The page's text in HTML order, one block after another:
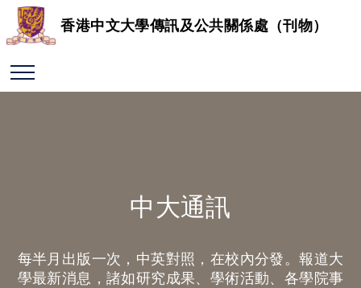
香港中文大學傳訊及公共關係處（刊物）
中大通訊
每半月出版一次，中英對照，在校內分發。報道大
學最新消息，諸如研究成果、學術活動、各學院事